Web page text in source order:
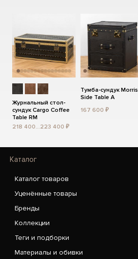
Журнальный стол-
сундук Cargo Coffee
Table RM
218 400...223 400 ₽
Тумба-сундук Morris
Side Table A
167 600 ₽
Каталог
Каталог товаров
Уценённые товары
Бренды
Коллекции
Теги и подборки
Материалы и обивки